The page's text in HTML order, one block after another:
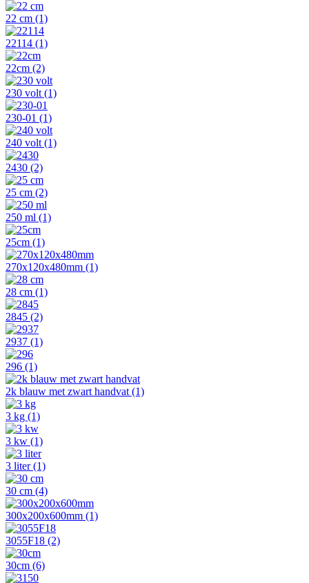
22 cm (1)
22114 (1)
22cm (2)
230 volt (1)
230-01 (1)
240 volt (1)
2430 (2)
25 cm (2)
250 ml (1)
25cm (1)
270x120x480mm (1)
28 cm (1)
2845 (2)
2937 (1)
296 (1)
2k blauw met zwart handvat (1)
3 kg (1)
3 kw (1)
3 liter(1)
30 cm (4)
300x200x600mm (1)
3055F18 (2)
30cm (6)